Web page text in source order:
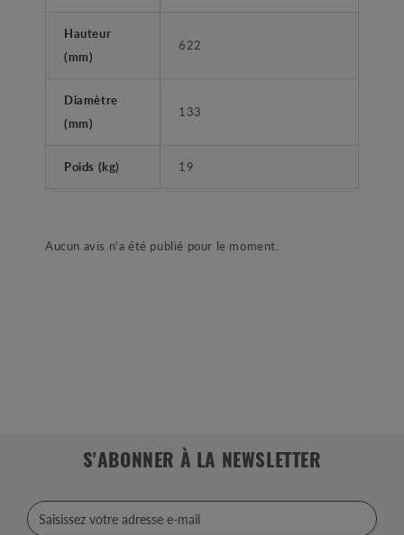
Hauteur
(mm)
622
Diamètre
(mm)
133
Poids (kg) 19
Aucun avis n'a été publié pour le moment.
S'ABONNER À LA NEWSLETTER